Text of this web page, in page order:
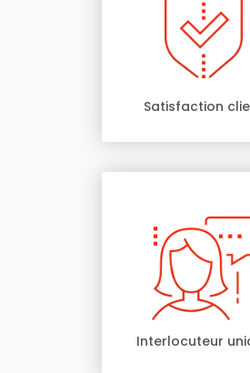
Satisfaction
Interlocuteur